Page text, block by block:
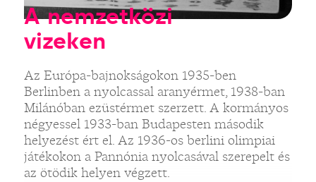
A nemzetközi
vizeken
Az Európa-bajnokságokon 1935-ben
Berlinben a nyolcassal aranyérmet, 1938-ban
Milánóban ezüstérmet szerzett. A kormányos
négyessel 1933-ban Budapesten második
helyezést ért el. Az 1936-os berlini olimpiai
játékokon a Pannónia nyolcasával szerepelt és
az ötödik helyen végzett.